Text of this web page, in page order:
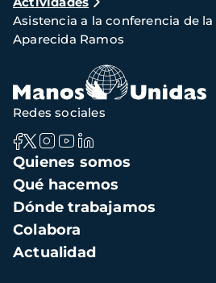
de
navegación
Asistencia a la conferencia de
Aparecida Ramos
Navegación
principal
Quienes somos
Qué hacemos
Dónde trabajamos
Colabora
Actualidad
Redes sociales